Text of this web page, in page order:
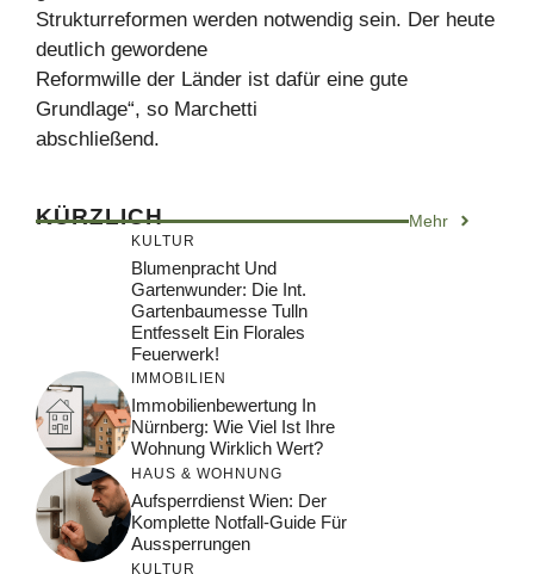
Strukturreformen werden notwendig sein. Der heute
deutlich gewordene
Reformwille der Länder ist dafür eine gute
Grundlage“, so Marchetti
abschließend.
KÜRZLICH Mehr
KULTUR
Blumenpracht Und
Gartenwunder: Die Int.
Gartenbaumesse Tulln
Entfesselt Ein Florales
Feuerwerk!
IMMOBILIEN
Immobilienbewertung In
Nürnberg: Wie Viel Ist Ihre
Wohnung Wirklich Wert?
HAUS & WOHNUNG
Aufsperrdienst Wien: Der
Komplette Notfall-Guide Für
Aussperrungen
KULTUR